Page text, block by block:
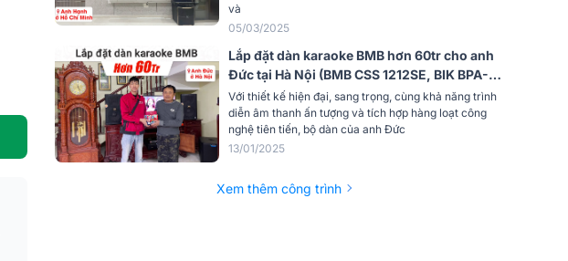
Nhập khẩu & Phân
Công Ty TNHH Thương Mại Dịch Vụ
và
05/03/2025
Lắp đặt dàn karaoke BMB hơn 60tr cho anh
Đức tại Hà Nội (BMB CSS 1212SE, BIK BPA-
H82, BPR-5800, Alto TS12S, BBS S290D)
Với thiết kế hiện đại, sang trọng, cùng khả năng trình
diễn âm thanh ấn tượng và tích hợp hàng loạt công
nghệ tiên tiến, bộ dàn của anh Đức
13/01/2025
Xem thêm công trình